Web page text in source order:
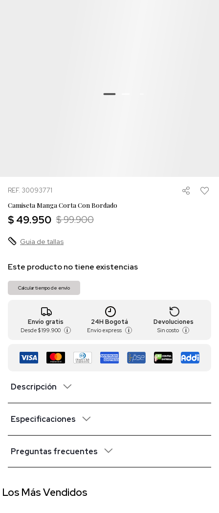
REF. 30093771
Camiseta Manga Corta Con Bordado
$ 49.950 $ 99.900
Guia de tallas
Este producto no tiene existencias
Calcular tiempo de envío
Envío gratis
Desde $ 199.900 i
24H Bogotá
Envío express i
Devoluciones
Sin costo i
Descripción
Especificaciones
Preguntas frecuentes
Los Más Vendidos